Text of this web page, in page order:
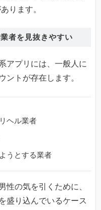
ります。
者を見抜きやすい
アプリには、一般人に
ントが存在します。
ヘル業者
うとする業者
性の気を引くために、
盛り込んでいるケース